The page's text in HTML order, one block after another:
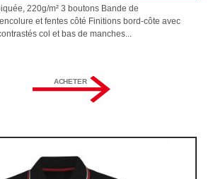
220g/m² 3 boutons Bande de
et fentes côté Finitions bord-côte avec
col et bas de manches...
ACHETER